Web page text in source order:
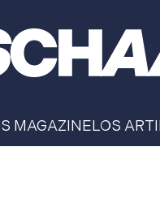
MAGAZINELOS